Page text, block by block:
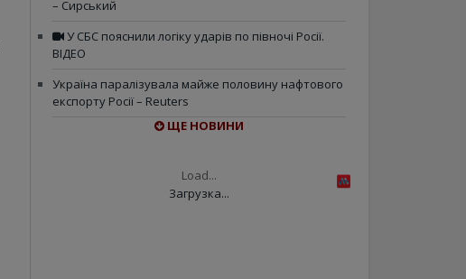
– Сирський
У СБС пояснили логіку ударів по півночі Росії.
ВІДЕО
Україна паралізувала майже половину нафтового
експорту Росії – Reuters
ЩЕ НОВИНИ
Load...
Загрузка...